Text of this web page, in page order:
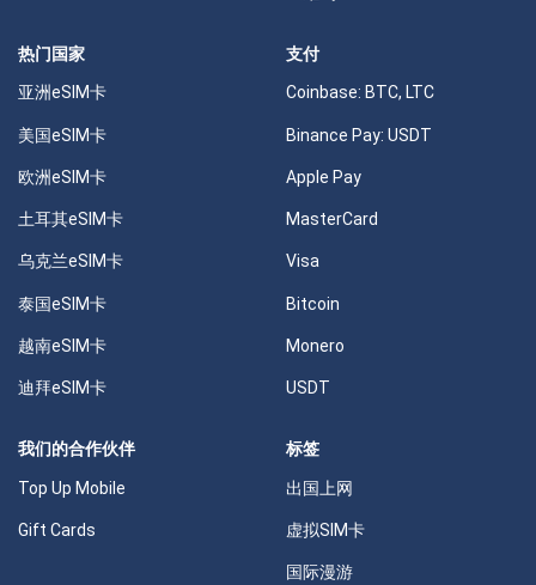
热门国家
亚洲eSIM卡
美国eSIM卡
欧洲eSIM卡
土耳其eSIM卡
乌克兰eSIM卡
泰国eSIM卡
越南eSIM卡
迪拜eSIM卡
支付
Coinbase: BTC, LTC
Binance Pay: USDT
Apple Pay
MasterCard
Visa
Bitcoin
Monero
USDT
我们的合作伙伴
Top Up Mobile
Gift Cards
标签
出国上网
虚拟SIM卡
国际漫游